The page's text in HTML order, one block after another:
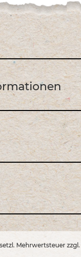
Mehrwertsteuer zzgl.